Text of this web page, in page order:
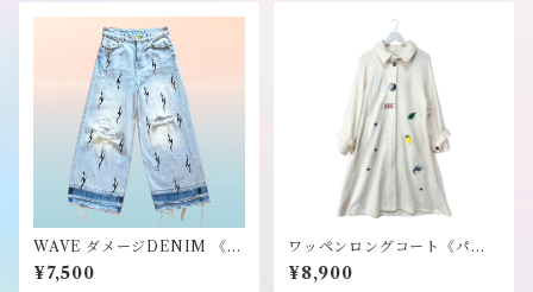
WAVE ダメージDENIM 《パ
ーフェクトプラン》
¥7,500
ワッペンロングコート《パー
フェクトプラン》
¥8,900